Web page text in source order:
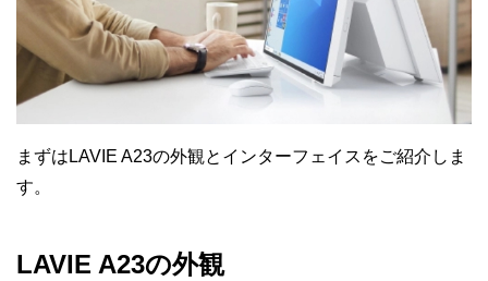
まずはLAVIE A23の外観とインターフェイスをご紹介しま
す。
LAVIE A23の外観